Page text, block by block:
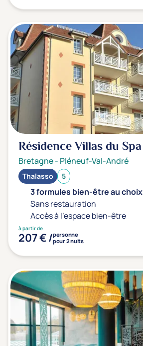
Résidence Villas du Spa
Bretagne- Pléneuf-Val-André
Thalasso 5
3 formules bien-être au choix
Sans restauration
Accès à l'espace bien-être
à partir de
207 € /personne
pour 2 nuits